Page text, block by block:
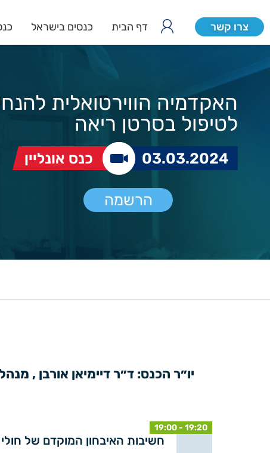
צרו קשר דף הבית כנסים בישראל
האקדמיה הווירטואלית
לטיפול בסרטן ריאה
03.03.2024 כנס אונליין
הרשמה
19:00 - 19:20
חשיבות האיבחון המוקדם של